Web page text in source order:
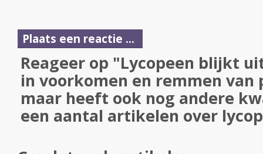
Plaats een reactie ...
Reageer op "Lycopeen blijkt
in voorkomen en remmen
maar heeft ook nog andere
een aantal artikelen over